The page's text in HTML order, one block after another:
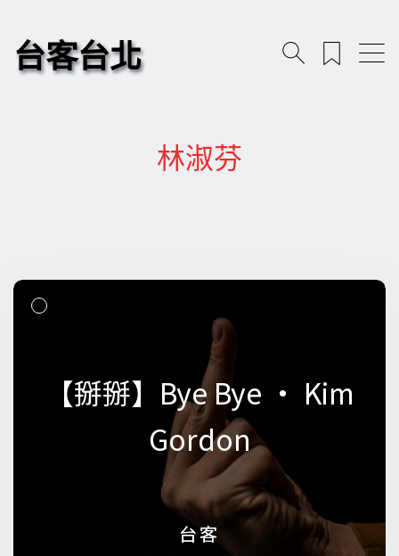
台客台北
林淑芬
【掰掰】Bye Bye • Kim
Gordon
台客
【掰掰】Bye Bye • Kim
Gordon
台客